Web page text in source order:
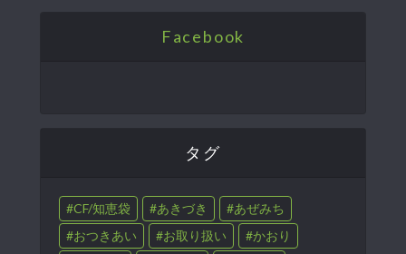
Facebook
タグ
CF/知恵袋 あきづき
あぜみち
おつきあい
お取り扱い
かおり